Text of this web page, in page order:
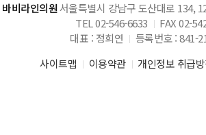
바비라인의원서울특별시 강남구 도산대로 134,
TEL 02-546-6633
FAX 02-
대표 : 정희연
등록번호 : 841-
사이트맵
이용약관 개인정보 취급